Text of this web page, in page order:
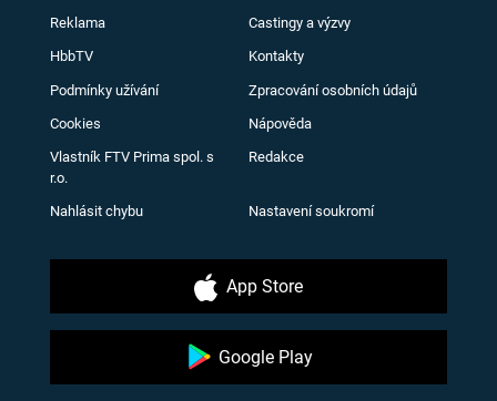
Reklama Castingy a výzvy
HbbTV Kontakty
Podmínky užívání Zpracování osobních údajů
Cookies Nápověda
Vlastník FTV Prima spol. s
r.o.
Redakce
Nahlásit chybu Nastavení soukromí
App Store
Google Play